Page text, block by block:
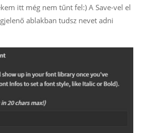
itt még nem tűnt fel:) A Save-vel el
ablakban tudsz nevet adni